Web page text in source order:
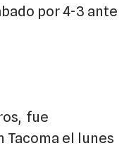
por 4-3 ante
fue
el lunes